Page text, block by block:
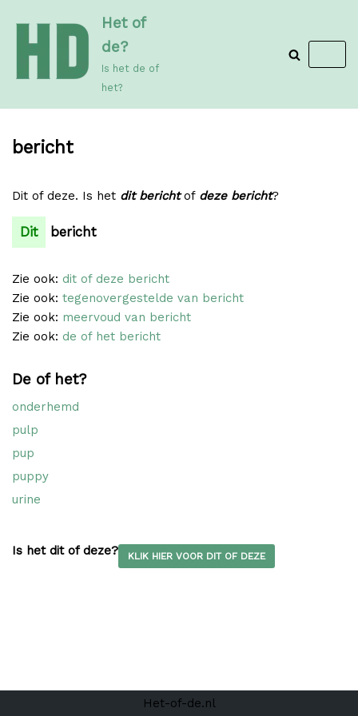
de
inhoud
Het of
de?
Is het de of
het?
bericht
Dit of deze. Is het dit berichtof deze bericht?
Dit bericht
Zie ook: dit of deze bericht
Zie ook: tegenovergestelde van bericht
Zie ook: meervoud van bericht
Zie ook: de of het bericht
De of het?
onderhemd
pulp
pup
puppy
urine
Is het dit of deze? KLIK HIER VOOR DIT OF DEZE
Het-of-de.nl